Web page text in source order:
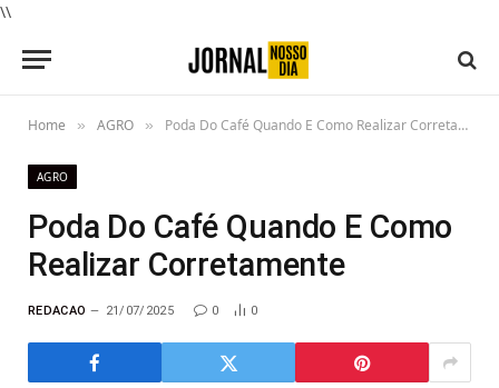
\\
Home » AGRO » Poda Do Café Quando E Como Realizar Corretamente
AGRO
Poda Do Café Quando E Como
Realizar Corretamente
REDACAO 21/07/2025 0 0